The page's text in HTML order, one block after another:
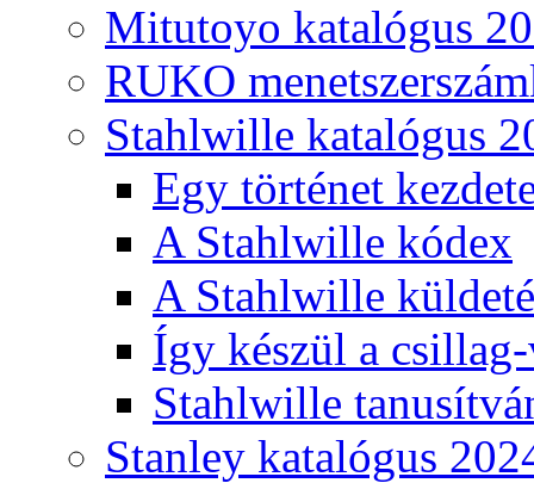
Mitutoyo katalógus
RUKO
Stahlwille katalógus
Egy történet
A Stahlwille kódex
A Stahlwille
Így készül a
Stahlwille
Stanley katalógus